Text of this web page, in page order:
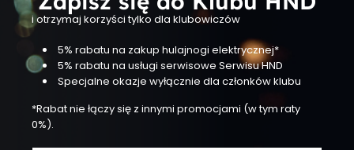
i otrzymaj korzyści tylko dla klubowiczów
5% rabatu na zakup hulajnogi elektrycznej*
5% rabatu na usługi serwisowe Serwisu HND
Specjalne okazje wyłącznie dla członków klubu
*Rabat nie łączy się z innymi promocjami (w tym raty
0%).